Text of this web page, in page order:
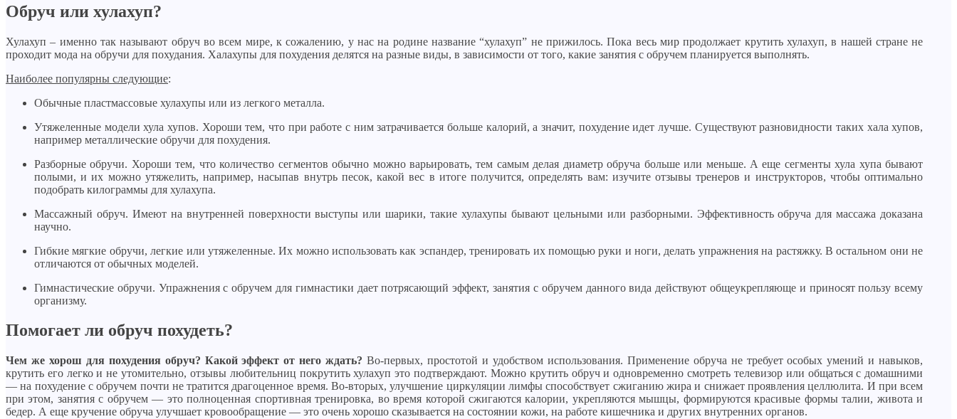
Обруч или хулахуп?
Хулахуп – именно так называют обруч во всем мире, к сожалению, у нас на родине название “хулахуп” не прижилось. Пока весь мир продолжает крутить хулахуп, в нашей стране не
проходит мода на обручи для похудания. Халахупы для похудения делятся на разные виды, в зависимости от того, какие занятия с обручем планируется выполнять.
Наиболее популярны следующие:
Обычные пластмассовые хулахупы или из легкого металла.
Утяжеленные модели хула хупов. Хороши тем, что при работе с ним затрачивается больше калорий, а значит, похудение идет лучше. Существуют разновидности таких хала хупов,
например металлические обручи для похудения.
Разборные обручи. Хороши тем, что количество сегментов обычно можно варьировать, тем самым делая диаметр обруча больше или меньше. А еще сегменты хула хупа бывают
полыми, и их можно утяжелить, например, насыпав внутрь песок, какой вес в итоге получится, определять вам: изучите отзывы тренеров и инструкторов, чтобы оптимально
подобрать килограммы для хулахупа.
Массажный обруч. Имеют на внутренней поверхности выступы или шарики, такие хулахупы бывают цельными или разборными. Эффективность обруча для массажа доказана
научно.
Гибкие мягкие обручи, легкие или утяжеленные. Их можно использовать как эспандер, тренировать их помощью руки и ноги, делать упражнения на растяжку. В остальном они не
отличаются от обычных моделей.
Гимнастические обручи. Упражнения с обручем для гимнастики дает потрясающий эффект, занятия с обручем данного вида действуют общеукрепляюще и приносят пользу всему
организму.
Помогает ли обруч похудеть?
Чем же хорош для похудения обруч? Какой эффект от него ждать? Во-первых, простотой и удобством использования. Применение обруча не требует особых умений и навыков,
крутить его легко и не утомительно, отзывы любительниц покрутить хулахуп это подтверждают. Можно крутить обруч и одновременно смотреть телевизор или общаться с домашними
— на похудение с обручем почти не тратится драгоценное время. Во-вторых, улучшение циркуляции лимфы способствует сжиганию жира и снижает проявления целлюлита. И при всем
при этом, занятия с обручем — это полноценная спортивная тренировка, во время которой сжигаются калории, укрепляются мышцы, формируются красивые формы талии, живота и
бедер. А еще кручение обруча улучшает кровообращение — это очень хорошо сказывается на состоянии кожи, на работе кишечника и других внутренних органов.